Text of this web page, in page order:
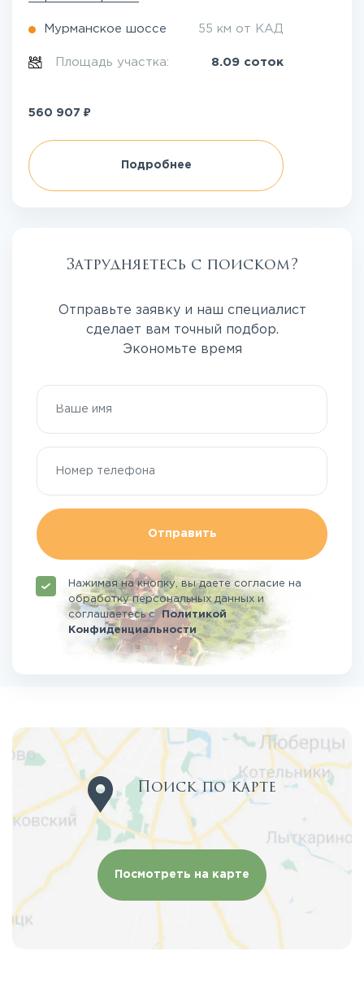
Мурманское шоссе 55 км от КАД
Площадь участка: 8.09 соток
560 907 ₽
Подробнее
Затрудняетесь с поиском?
Отправьте заявку и наш специалист
сделает вам точный подбор.
Экономьте время
Отправить
Нажимая на кнопку, вы даете согласие на
обработку персональных данных и
соглашаетесьсПолитикой
Конфиденциальности
Поиск по карте
Посмотреть на карте